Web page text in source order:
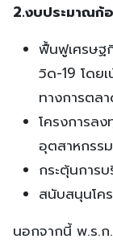
2.งบประมาณก้
ฟื้นฟูเศรษฐ
วิด-19 โดย
ทางการตล
โครงการล
อุตสาหกรร
กระตุ้นการ
สนับสนุนโค
นอกจากนี้ พ.ร.ก